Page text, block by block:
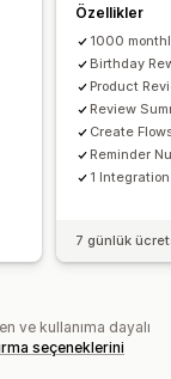
Özellikler
1000
Birthday
Product
Review
Create
Reminder
1 Integration
7 günlük
ve kullanıma dayalı
seçeneklerini